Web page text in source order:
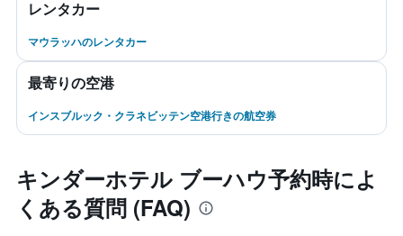
レンタカー
マウラッハのレンタカー
最寄りの空港
インスブルック・クラネビッテン空港行きの航空券
キンダーホテル ブーハウ予約時によ
くある質問 (FAQ)